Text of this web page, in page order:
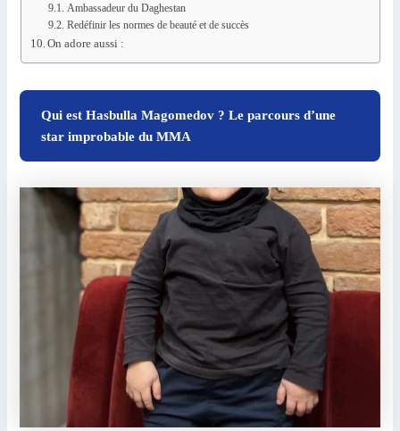
Ambassadeur du Daghestan
Redéfinir les normes de beauté et de succès
On adore aussi :
Qui est Hasbulla Magomedov ? Le parcours d’une
star improbable du MMA